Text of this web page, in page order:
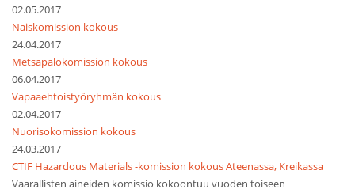
02.05.2017
Naiskomission kokous
24.04.2017
Metsäpalokomission kokous
06.04.2017
Vapaaehtoistyöryhmän kokous
02.04.2017
Nuorisokomission kokous
24.03.2017
CTIF Hazardous Materials -komission kokous Ateenassa, Kreikassa
Vaarallisten aineiden komissio kokoontuu vuoden toiseen